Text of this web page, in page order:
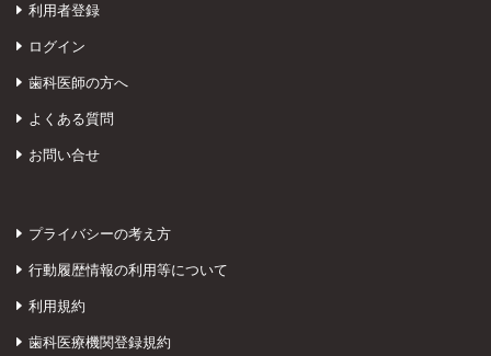
利用者登録
ログイン
歯科医師の方へ
よくある質問
お問い合せ
プライバシーの考え方
行動履歴情報の利用等について
利用規約
歯科医療機関登録規約